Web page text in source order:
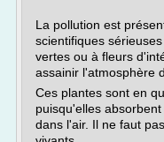
La pollution est
scientifiques
vertes ou à fleurs
assainir l'atmosphère
Ces plantes sont en
puisqu'elles
dans l'air. Il ne faut